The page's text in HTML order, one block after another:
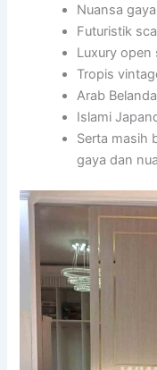
Nuansa
Futuristik
Luxury open
Tropis
Arab
Islami
Serta masih
gaya dan